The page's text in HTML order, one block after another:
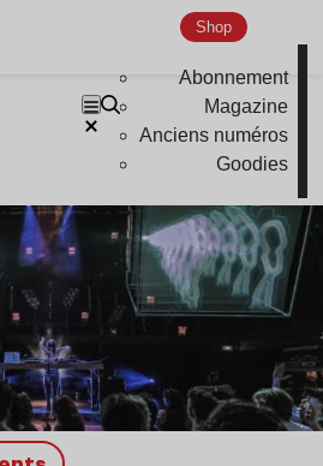
Shop
Abonnement
Magazine
Anciens numéros
Goodies